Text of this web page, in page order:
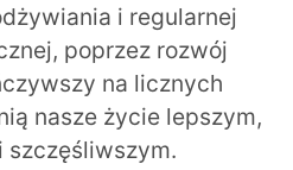
i regularnej
poprzez rozwój
na licznych
nasze życie lepszym,
szczęśliwszym.